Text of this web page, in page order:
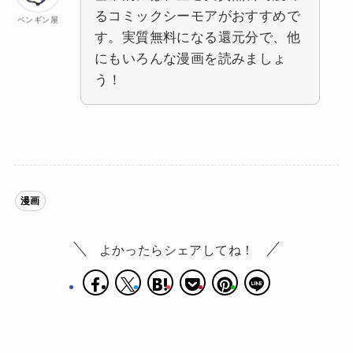
ペンギン屋
るコミックシーモアがおすすめで
す。実質無料になる還元分で、他
にもいろんな漫画を読みましょ
う！
漫画
よかったらシェアしてね！